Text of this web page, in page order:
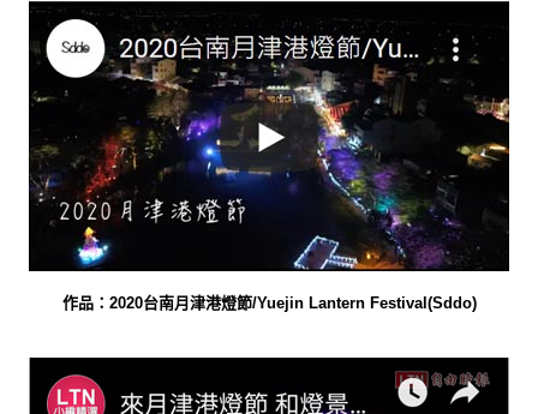
作品：2020台南月津港燈節/Yuejin Lantern Festival(Sddo)